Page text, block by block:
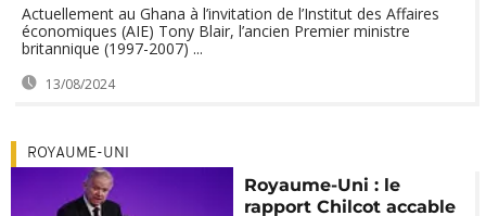
Actuellement au Ghana à l’invitation de l’Institut des Affaires
économiques (AIE) Tony Blair, l’ancien Premier ministre
britannique (1997-2007) ...
13/08/2024
ROYAUME-UNI
Royaume-Uni : le
rapport Chilcot accable